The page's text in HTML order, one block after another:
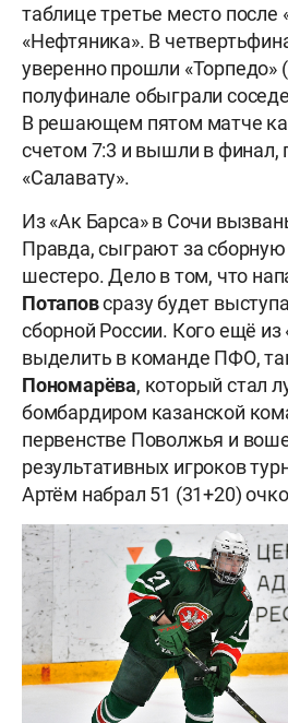
таблице третье место после
«Нефтяника». В
уверенно прошли «Торпедо»
полуфинале обыграли
В решающем пятом матче
счетом 7:3 и вышли в финал,
«Салавату».
Из «Ак Барса» в Сочи
Правда, сыграют за
шестеро. Дело в том, что
Потаповсразу будет
сборной России. Кого ещё из
выделить в команде ПФО,
Пономарёва, который стал
бомбардиром казанской
первенстве Поволжья и
результативных игроков
Артём набрал 51 (31+20)